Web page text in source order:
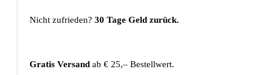
Nicht zufrieden? 30 Tage Geld zurück.
Gratis Versand ab € 25,– Bestellwert.